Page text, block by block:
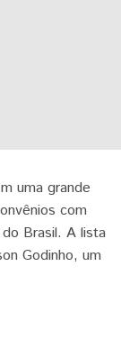
uma grande
com
Brasil. A lista
Godinho, um